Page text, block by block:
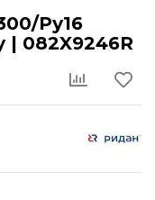
Ру16
| 082X9246R